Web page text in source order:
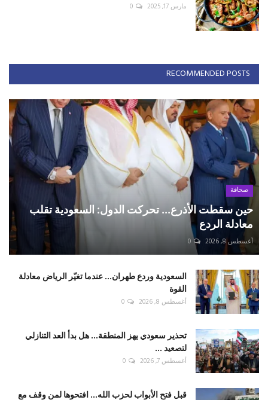
مارس 17, 2025 0
RECOMMENDED POSTS
صحافة
حين سقطت الأذرع... تحركت الدول: السعودية تقلب
معادلة الردع
أغسطس 8, 2026 0
السعودية وردع طهران... عندما تغيّر الرياض معادلة
القوة
أغسطس 8, 2026 0
تحذير سعودي يهز المنطقة... هل بدأ العد التنازلي
لتصعيد ...
أغسطس 7, 2026 0
قبل فتح الأبواب لحزب الله... افتحوها لمن وقف مع